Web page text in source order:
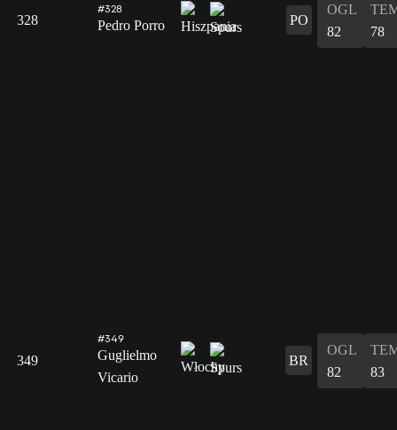
328
#328
Pedro Porro PO
OGL
82
78
349
#349
Guglielmo
Vicario
BR
OGL
82
83